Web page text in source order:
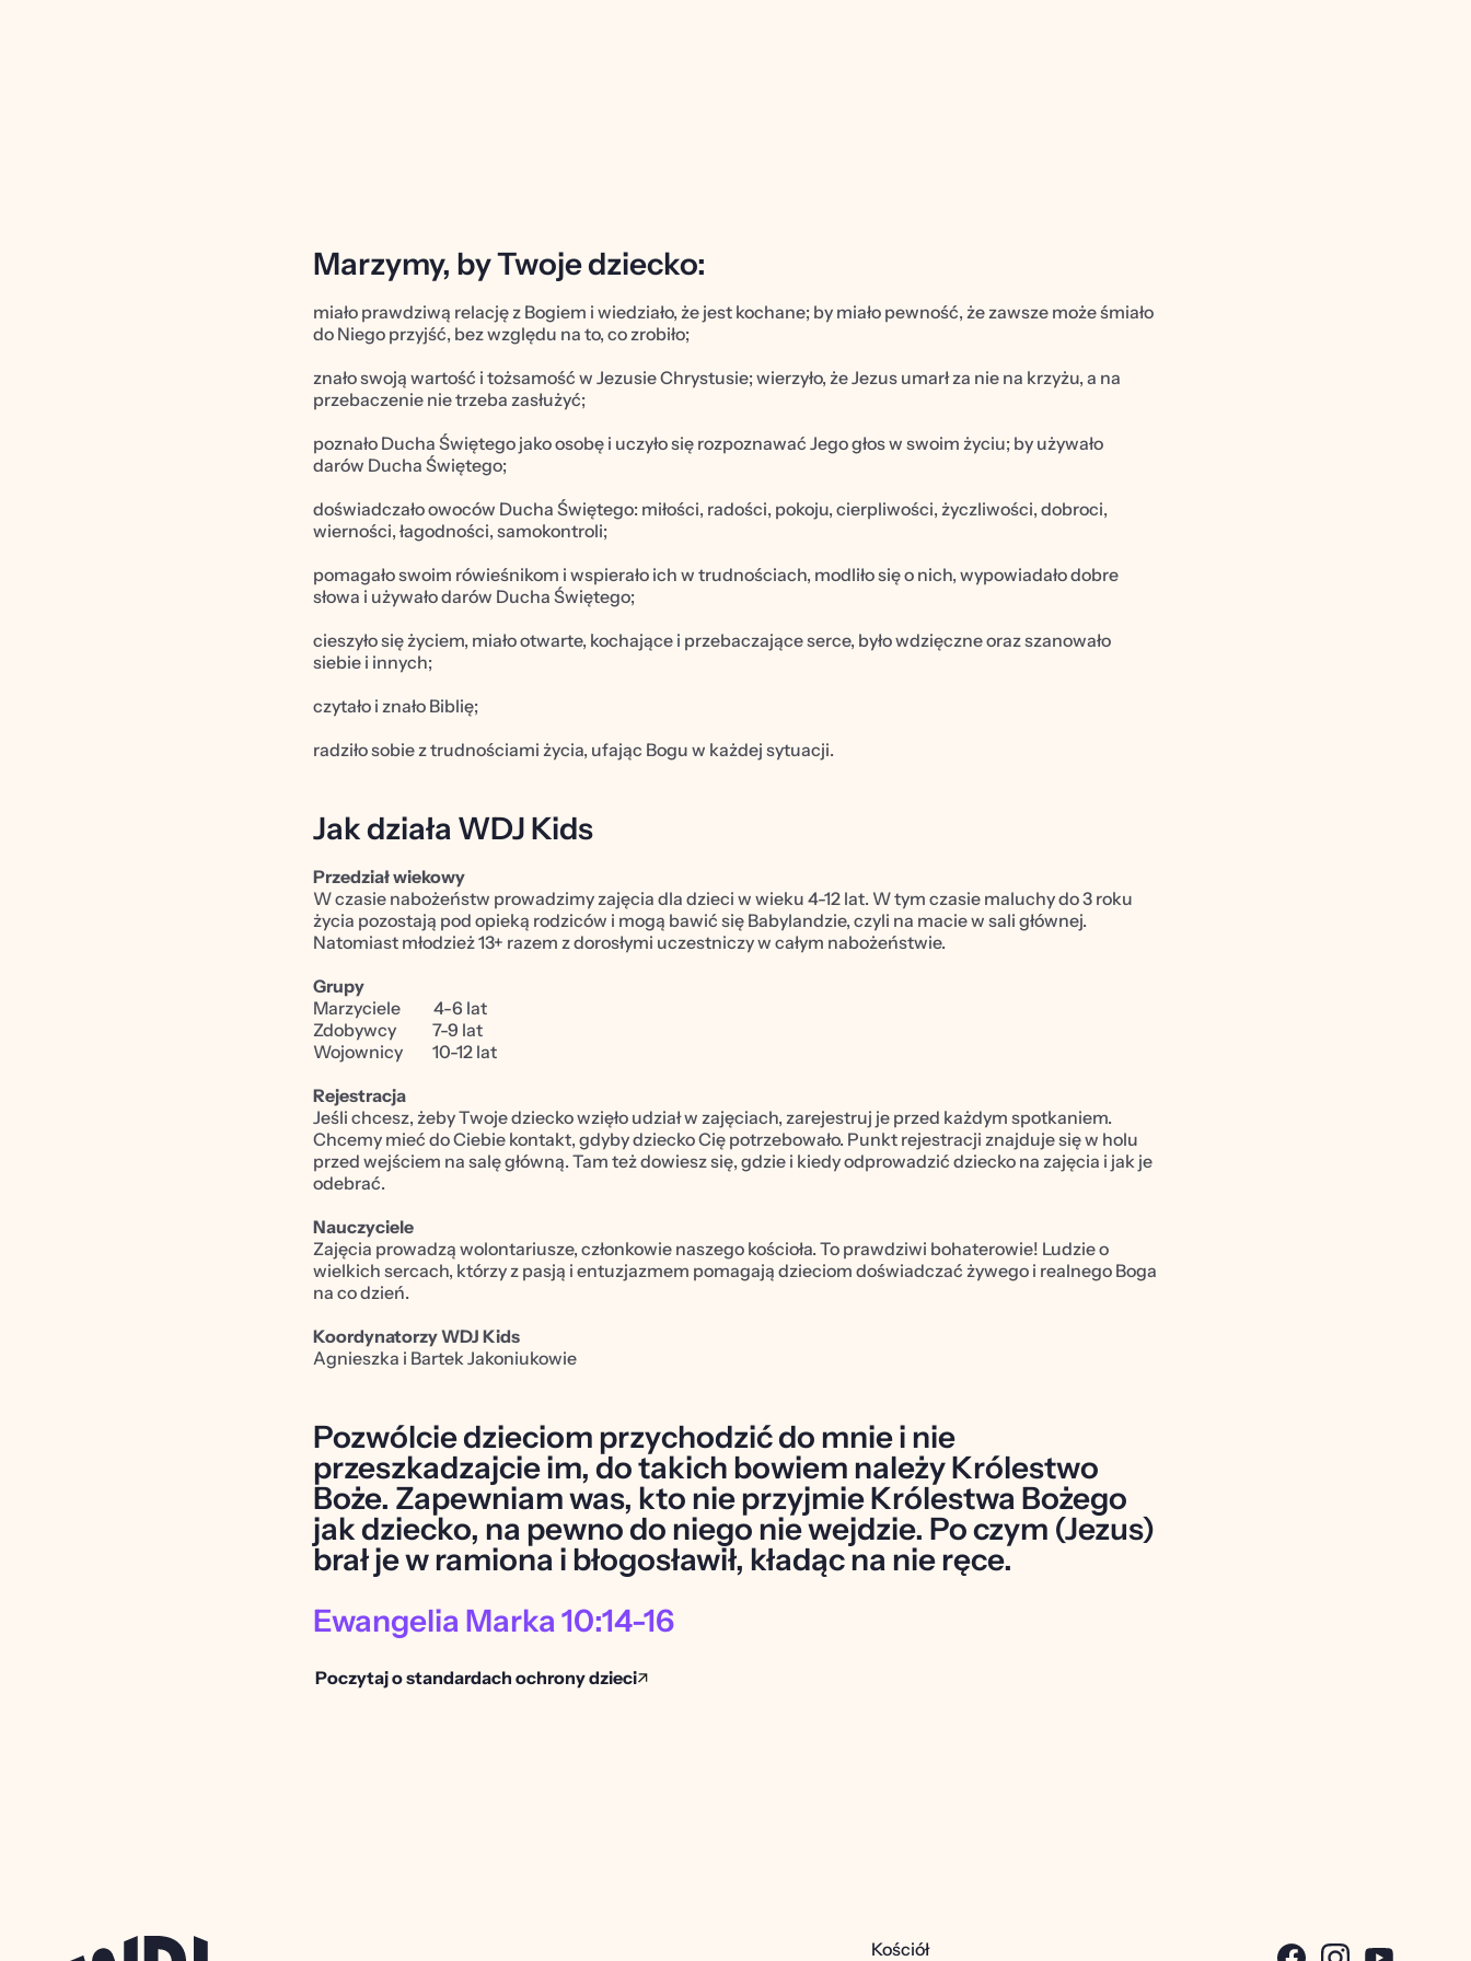
Marzymy, by Twoje dziecko:
miało prawdziwą relację z Bogiem i wiedziało, że jest kochane; by miało pewność, że zawsze może śmiało
do Niego przyjść, bez względu na to, co zrobiło;
znało swoją wartość i tożsamość w Jezusie Chrystusie; wierzyło, że Jezus umarł za nie na krzyżu, a na
przebaczenie nie trzeba zasłużyć;
poznało Ducha Świętego jako osobę i uczyło się rozpoznawać Jego głos w swoim życiu; by używało
darów Ducha Świętego;
doświadczało owoców Ducha Świętego: miłości, radości, pokoju, cierpliwości, życzliwości, dobroci,
wierności, łagodności, samokontroli;
pomagało swoim rówieśnikom i wspierało ich w trudnościach, modliło się o nich, wypowiadało dobre
słowa i używało darów Ducha Świętego;
cieszyło się życiem, miało otwarte, kochające i przebaczające serce, było wdzięczne oraz szanowało
siebie i innych;
czytało i znało Biblię;
radziło sobie z trudnościami życia, ufając Bogu w każdej sytuacji.
Jak działa WDJ Kids
Przedział wiekowy
W czasie nabożeństw prowadzimy zajęcia dla dzieci w wieku 4-12 lat. W tym czasie maluchy do 3 roku
życia pozostają pod opieką rodziców i mogą bawić się Babylandzie, czyli na macie w sali głównej.
Natomiast młodzież 13+ razem z dorosłymi uczestniczy w całym nabożeństwie.
Grupy
Marzyciele          4-6 lat
Zdobywcy           7-9 lat
Wojownicy         10-12 lat
Rejestracja
Jeśli chcesz, żeby Twoje dziecko wzięło udział w zajęciach, zarejestruj je przed każdym spotkaniem.
Chcemy mieć do Ciebie kontakt, gdyby dziecko Cię potrzebowało. Punkt rejestracji znajduje się w holu
przed wejściem na salę główną. Tam też dowiesz się, gdzie i kiedy odprowadzić dziecko na zajęcia i jak je
odebrać.
Nauczyciele
Zajęcia prowadzą wolontariusze, członkowie naszego kościoła. To prawdziwi bohaterowie! Ludzie o
wielkich sercach, którzy z pasją i entuzjazmem pomagają dzieciom doświadczać żywego i realnego Boga
na co dzień.
Koordynatorzy WDJ Kids
Agnieszka i Bartek Jakoniukowie
Pozwólcie dzieciom przychodzić do mnie i nie
przeszkadzajcie im, do takich bowiem należy Królestwo
Boże. Zapewniam was, kto nie przyjmie Królestwa Bożego
jak dziecko, na pewno do niego nie wejdzie. Po czym (Jezus)
brał je w ramiona i błogosławił, kładąc na nie ręce.
Ewangelia Marka 10:14-16
Poczytaj o standardach ochrony dzieci
Kościół